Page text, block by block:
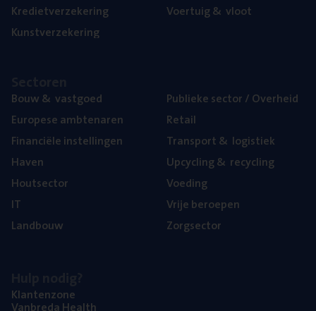
Kre­diet­ver­ze­ke­ring
Kunst­ver­ze­ke­ring
Voer­tuig& vloot
Bouw& vastgoed
Euro­pe­se ambtenaren
Finan­ci­ë­le instellingen
Haven
Hout­sec­tor
IT
Land­bouw
Publie­ke sec­tor / Overheid
Retail
Trans­port& logistiek
Upcy­cling& recycling
Voe­ding
Vrije beroe­pen
Zorg­sec­tor
Klan­ten­zo­ne
Van­b­re­da Health